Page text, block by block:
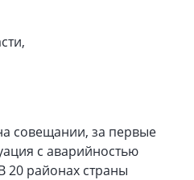
совещании, за первые
с аварийностью
20 районах страны